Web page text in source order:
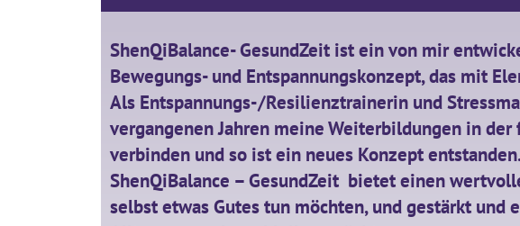
ShenQiBalance- GesundZeit ist ein von mir
Bewegungs- und Entspannungskonzept, das mit
Als Entspannungs-/Resilienztrainerin und
vergangenen Jahren meine Weiterbildungen in
verbinden und so ist ein neues Konzept
ShenQiBalance – GesundZeit bietet einen
selbst etwas Gutes tun möchten, und gestärkt und